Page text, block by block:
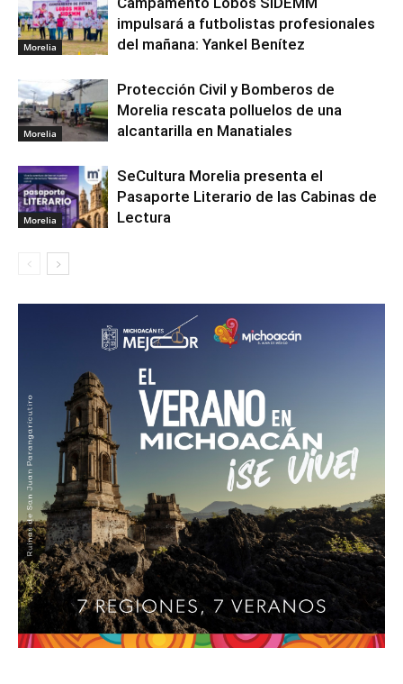
Morelia
impulsará a futbolistas profesionales
del mañana: Yankel Benítez
Morelia
Protección Civil y Bomberos de
Morelia rescata polluelos de una
alcantarilla en Manatiales
Morelia
SeCultura Morelia presenta el
Pasaporte Literario de las Cabinas de
Lectura